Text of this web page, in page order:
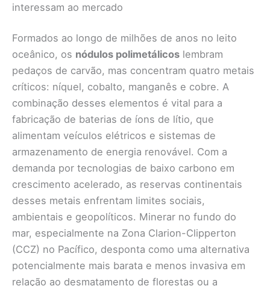
interessam ao mercado
Formados ao longo de milhões de anos no leito
oceânico, os nódulos polimetálicos lembram
pedaços de carvão, mas concentram quatro metais
críticos: níquel, cobalto, manganês e cobre. A
combinação desses elementos é vital para a
fabricação de baterias de íons de lítio, que
alimentam veículos elétricos e sistemas de
armazenamento de energia renovável. Com a
demanda por tecnologias de baixo carbono em
crescimento acelerado, as reservas continentais
desses metais enfrentam limites sociais,
ambientais e geopolíticos. Minerar no fundo do
mar, especialmente na Zona Clarion-Clipperton
(CCZ) no Pacífico, desponta como uma alternativa
potencialmente mais barata e menos invasiva em
relação ao desmatamento de florestas ou a